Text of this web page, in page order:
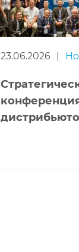
23.06.2026